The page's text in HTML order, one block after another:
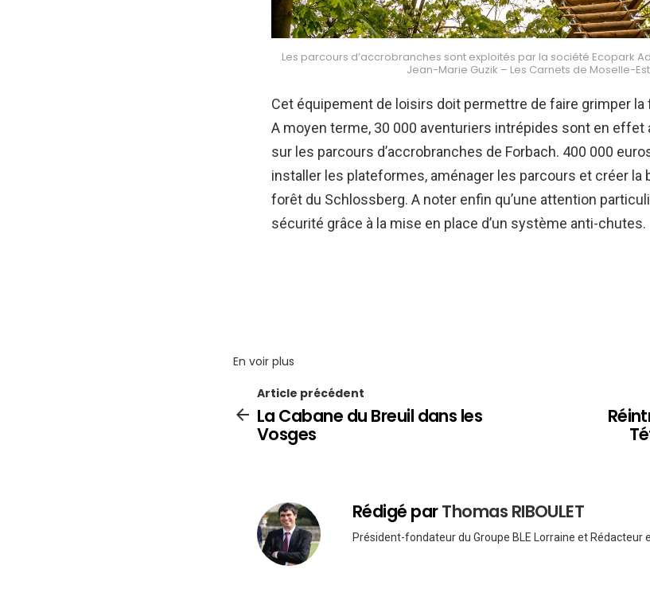
Les parcours d’accrobranches sont exploités par la société Ecopark
Jean-Marie Guzik – Les Carnets de Moselle-
Cet équipement de loisirs doit permettre de faire grimper la
A moyen terme, 30 000 aventuriers intrépides sont en effet
sur les parcours d’accrobranches de Forbach. 400 000
installer les plateformes, aménager les parcours et créer la
forêt du Schlossberg. A noter enfin qu’une attention
sécurité grâce à la mise en place d’un système anti-chutes.
En voir plus
Article précédent
La Cabane du Breuil dans les
Vosges
Rédigé parThomas RIBOULET
Président-fondateur du Groupe BLE Lorraine et Rédacteur